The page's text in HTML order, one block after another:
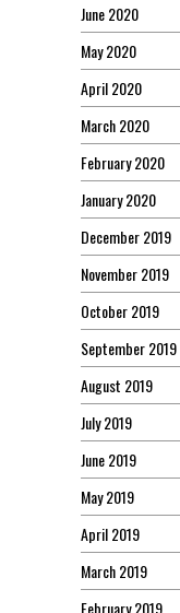
June 2020
May 2020
April 2020
March 2020
February 2020
January 2020
December 2019
November 2019
October 2019
September 2019
August 2019
July 2019
June 2019
May 2019
April 2019
March 2019
February 2019